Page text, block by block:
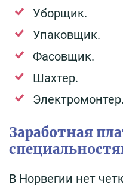
Уборщик.
Упаковщик.
Фасовщик.
Шахтер.
Электромонтер.
Заработная
В Норвегии нет